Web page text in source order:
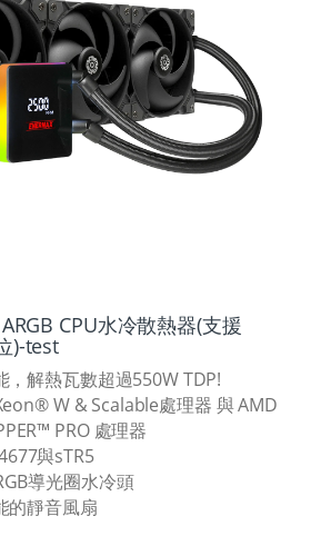
CPU水冷散熱器(支援
)-test
，解熱瓦數超過550W TDP!
W & Scalable處理器 與 AMD
PRO 處理器
與sTR5
導光圈水冷頭
的靜音風扇